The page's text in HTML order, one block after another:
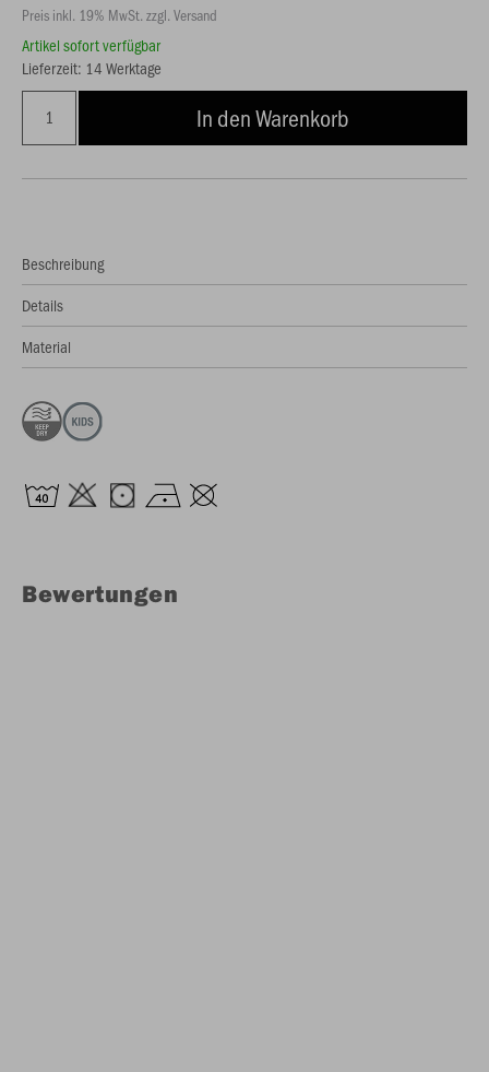
Preis inkl. 19% MwSt. zzgl. Versand
Artikel sofort verfügbar
Lieferzeit: 14 Werktage
In den Warenkorb
Beschreibung
Details
Material
Bewertungen